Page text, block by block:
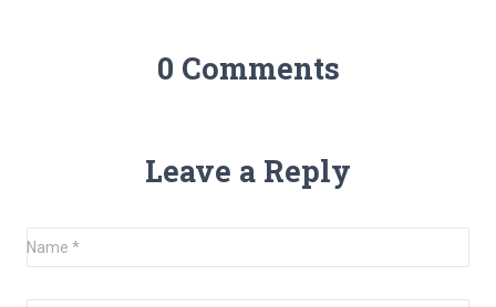
0 Comments
Leave a Reply
Name *